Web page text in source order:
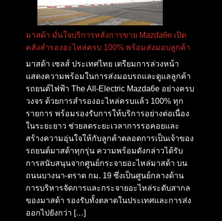
มาสด้า มั่นใจบริการหลังการขาย Mazda6e เปิด
คลังสำรองอะไหล่ครบ 100% พร้อมส่งมอบลูกค้า
มาสด้า เซลส์ ประเทศไทย เตรียมการล่วงหน้า
แสดงความพร้อมในการส่งมอบรถและดูแลลูกค้า
รถยนต์ไฟฟ้า The All-Electric Mazda6e อย่างครบ
วงจร ด้วยการสำรองอะไหล่ครบแล้ว 100% ทุก
รายการ พร้อมรองรับการให้บริการอย่างต่อเนื่อง
ในระยะยาว ช่วยลดระยะเวลาการรอคอยและ
สร้างความอุ่นใจให้กับลูกค้าตลอดการเป็นเจ้าของ
รถยนต์มาสด้าทุกรุ่น ความพร้อมดังกล่าวได้รับ
การสนับสนุนจากศูนย์กระจายอะไหล่มาสด้า บน
ถนนบางนา-ตราด กม. 19 ซึ่งเป็นศูนย์กลางด้าน
การบริหารจัดการและกระจายอะไหล่ระดับสากล
ของมาสด้า รองรับทั้งตลาดในประเทศและการส่ง
ออกไปยังกว่า […]